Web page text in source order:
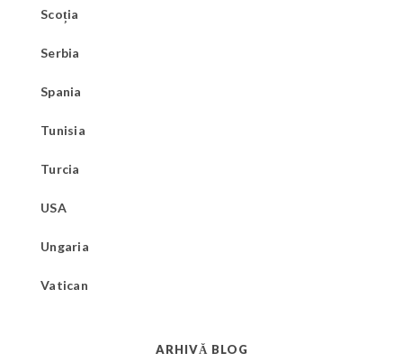
Scoția
Serbia
Spania
Tunisia
Turcia
USA
Ungaria
Vatican
ARHIVĂ BLOG